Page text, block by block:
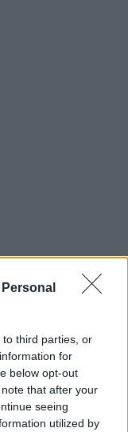
third parties, or
for
below opt-out
that after your
seeing
utilized by